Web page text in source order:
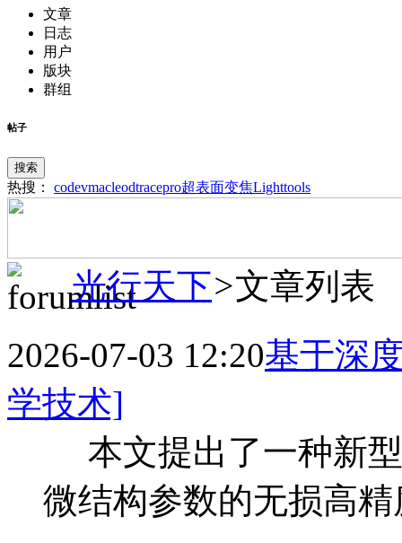
文章
日志
用户
版块
群组
帖子
搜索
热搜： codevmacleodtracepro超表面变焦Lighttools
光行天下>文章列表
2026-07-03 12:20基于深
学技术]
本文提出了一种新
微结构参数的无损高